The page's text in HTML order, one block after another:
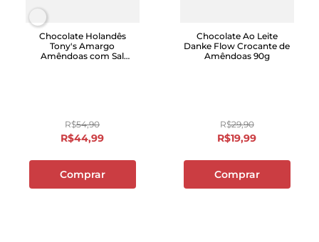
Chocolate Holandês
Tony's Amargo
Amêndoas com Sal
R$54,90
R$44,99
Comprar
Chocolate Ao Leite
Danke Flow Crocante de
Amêndoas 90g
R$29,90
R$19,99
Comprar